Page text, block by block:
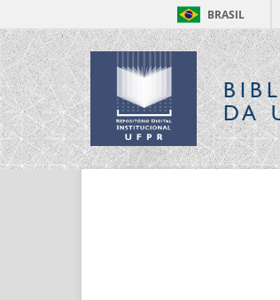
BRASIL
DA